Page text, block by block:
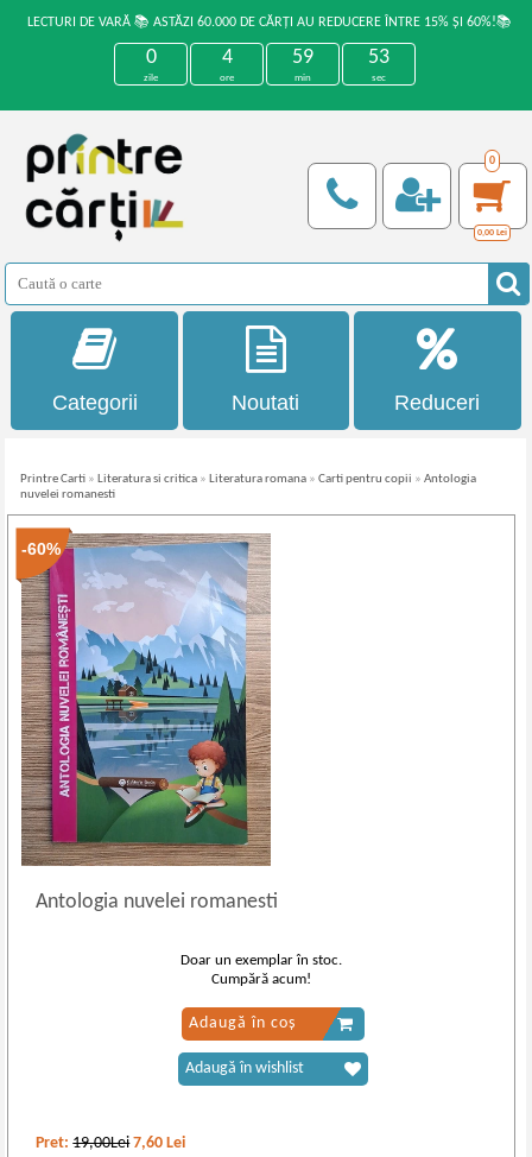
LECTURI DE VARĂ 📚 ASTĂZI 60.000 DE CĂRȚI AU REDUCERE ÎNTRE 15% ȘI 60%!📚
0
zile
4
ore
59
min
53
sec
0
0,00 Lei
Categorii Noutati Reduceri
Printre Carti » Literatura si critica » Literatura romana »Carti pentru copii »Antologia
nuvelei romanesti
-60%
Antologia nuvelei romanesti
Pret:19,00Lei 7,60 Lei
Doar un exemplar în stoc.
Cumpără acum!
Adaugă în coș
Adaugă în wishlist